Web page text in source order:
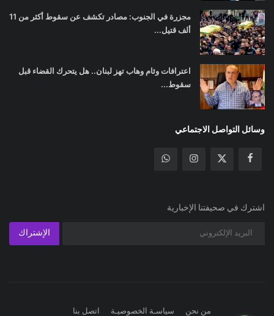
مجزرة في الجنوب: مصادر تكشف عن سقوط أكثر من 11
ألف قتيل...
اعترافات وئام وهاب تهز لبنان.. هل يتحرك القضاء قبل
سقوط...
وسائل التواصل الاجتماعي
اشترك في صحيفتنا الإخبارية
الإشتراك
من نحن سياسـة الخصوصيـة اتصل بنا